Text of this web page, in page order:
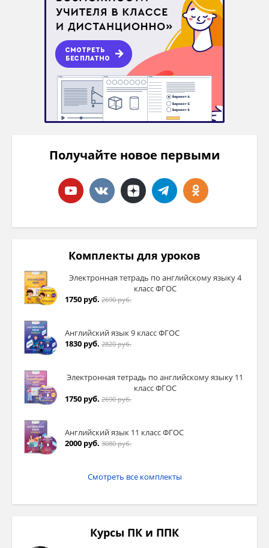
Получайте новое первыми
Комплекты для уроков
Электронная тетрадь по английскому языку 4
класс ФГОС
1750 руб. 2690 руб.
Английский язык 9 класс ФГОС
1830 руб. 2820 руб.
Электронная тетрадь по английскому языку 11
класс ФГОС
1750 руб. 2690 руб.
Английский язык 11 класс ФГОС
2000 руб. 3080 руб.
Смотреть все комплекты
Курсы ПК и ППК